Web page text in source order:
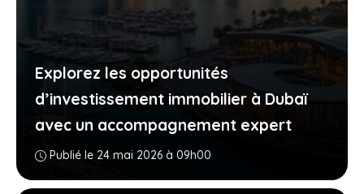
Explorez les opportunités
d’investissement immobilier à Dubaï
avec un accompagnement expert
Publié le 24 mai 2026 à 09h00